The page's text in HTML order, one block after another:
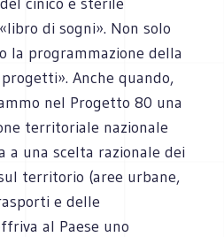
di sogni». Non solo
la programmazione della
Anche quando,
nel Progetto 80 una
territoriale nazionale
a una scelta razionale dei
territorio (aree urbane,
e delle
al Paese uno